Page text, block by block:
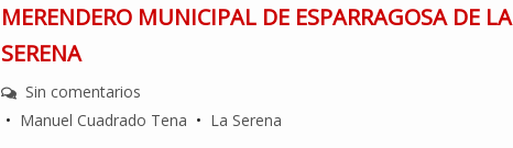
MERENDERO MUNICIPAL DE ESPARRAGOSA DE LA
SERENA
Sin comentarios
• Manuel Cuadrado Tena • La Serena